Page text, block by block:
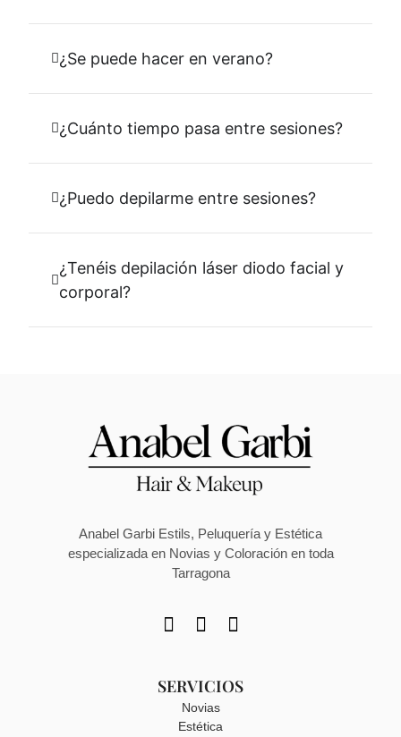
¿Se puede hacer en verano?
¿Cuánto tiempo pasa entre sesiones?
¿Puedo depilarme entre sesiones?
¿Tenéis depilación láser diodo facial y
corporal?
Anabel Garbi Estils, Peluquería y Estética
especializada en Novias y Coloración en toda
Tarragona
SERVICIOS
Novias
Estética